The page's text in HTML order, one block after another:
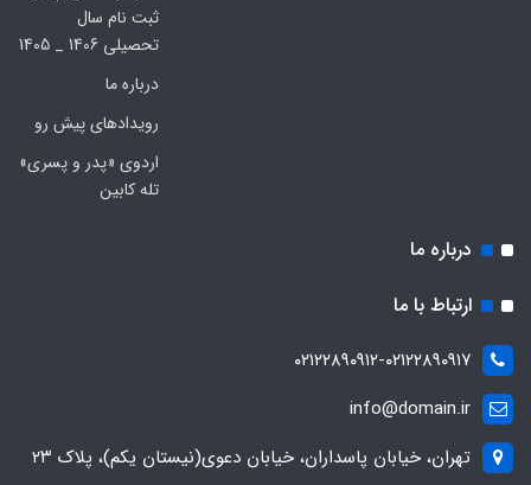
ثبت نام سال
تحصیلی 1406 _ 1405
درباره ما
رویدادهای پیش رو
اردوی «پدر و پسری»
تله کابین
درباره ما
ارتباط با ما
۰۲۱۲۲۸۹۰۹۱۲-۰۲۱۲۲۸۹۰۹۱۷
info@domain.ir
تهران، خیابان پاسداران، خیابان دعوی(نیستان یکم)، پلاک ۲۳